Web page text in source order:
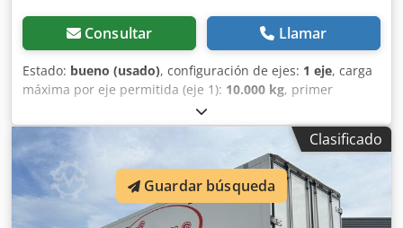
Consultar Llamar
Estado: bueno (usado), configuración de ejes: 1 eje, carga
máxima por eje permitida (eje 1): 10.000 kg, primer
, longitud del espacio de carga:
mm, anchura del espacio de carga:2.510 mm, altura del
espacio de carga:
10.890 mm,
ancho total:
2.550 mm, altura total:4.000 mm,
amortiguación:
aire , tamaño del neumático:275 / 70 /
R22.5 , distancia entre ejes:7.060 mm, color: verde, Año de
2012, Equipamiento: elevador trasero
Clasificado
Guardar búsqueda